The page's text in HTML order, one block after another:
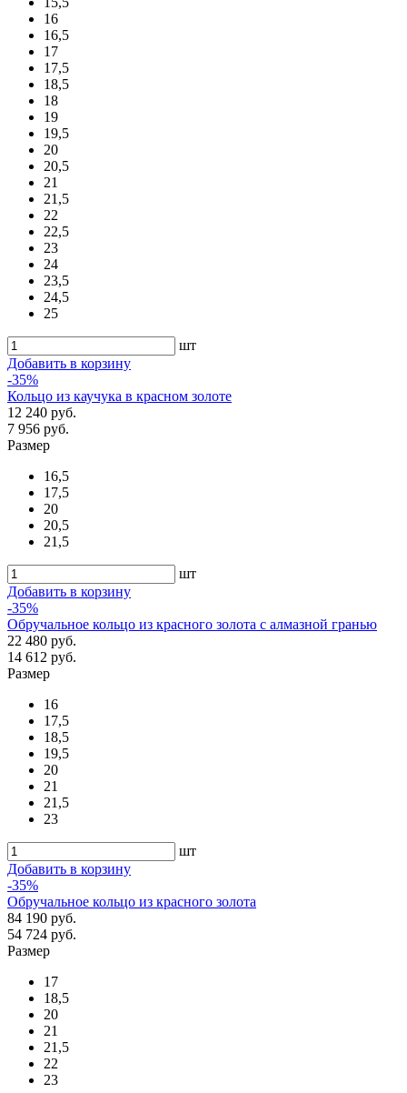
16
16,5
17
17,5
18,5
18
19
19,5
20
20,5
21
21,5
22
22,5
23
24
23,5
24,5
25
шт
Добавить в корзину
-35%
Кольцо из каучука в красном золоте
12 240 руб.
7 956 руб.
Размер
16,5
17,5
20
20,5
21,5
шт
Добавить в корзину
-35%
Обручальное кольцо из красного золота с алмазной гранью
22 480 руб.
14 612 руб.
Размер
16
17,5
18,5
19,5
20
21
21,5
23
шт
Добавить в корзину
-35%
Обручальное кольцо из красного золота
84 190 руб.
54 724 руб.
Размер
17
18,5
20
21
21,5
22
23